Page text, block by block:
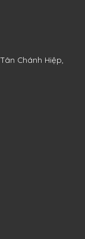
Tân Chánh Hiệp,